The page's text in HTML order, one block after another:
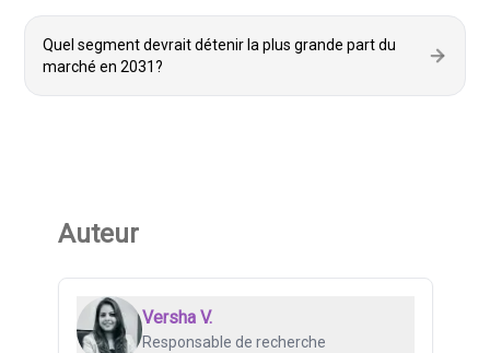
Quel segment devrait détenir la plus grande part du
marché en 2031?
Auteur
Versha V.
Responsable de recherche